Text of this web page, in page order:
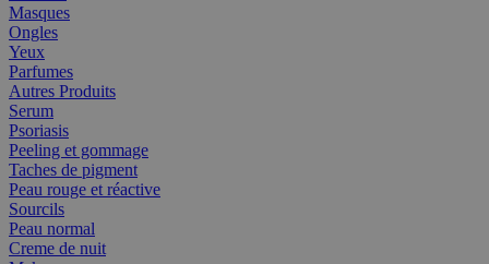
Masques
Ongles
Yeux
Parfumes
Autres Produits
Serum
Psoriasis
Peeling et gommage
Taches de pigment
Peau rouge et réactive
Sourcils
Peau normal
Creme de nuit